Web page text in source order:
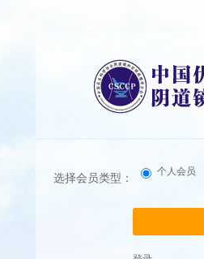
选择会员类型： 个人会员